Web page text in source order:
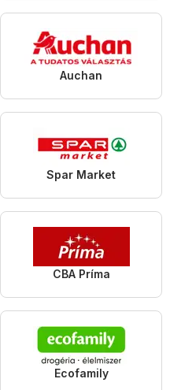
Auchan
Spar Market
CBA Príma
Ecofamily